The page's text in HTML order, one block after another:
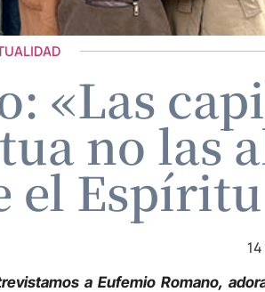
«Las
no las
el
a Eufemio Romano,